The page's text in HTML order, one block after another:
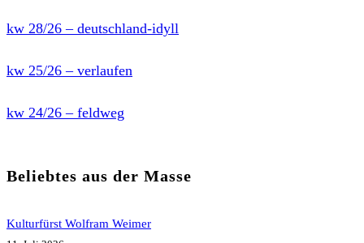
kw 28/26 – deutschland-idyll
kw 25/26 – verlaufen
kw 24/26 – feldweg
Beliebtes aus der Masse
Kulturfürst Wolfram Weimer